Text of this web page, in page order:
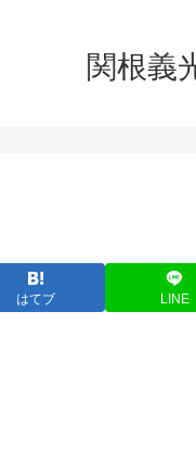
関根義
はてブ LINE